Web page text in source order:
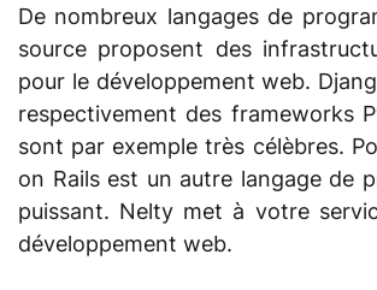
De nombreux langages de
source proposent des
pour le développement web.
respectivement des frameworks
sont par exemple très célèbres.
on Rails est un autre langage de
puissant. Nelty met à votre
développement web.